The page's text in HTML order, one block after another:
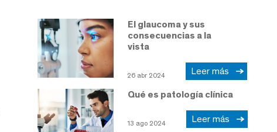
El glaucoma y sus
consecuencias a la
vista
26 abr 2024 Leer más
Qué es patología clínica
13 ago 2024 Leer más